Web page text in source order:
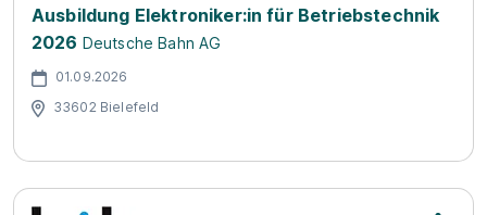
Ausbildung Elektroniker:in für Betriebstechnik
2026 Deutsche Bahn AG
01.09.2026
33602 Bielefeld